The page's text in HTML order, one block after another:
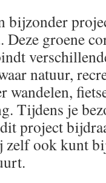
bijzonder
Deze groene
natuur,
wandelen,
Tijdens je
project
ook kunt